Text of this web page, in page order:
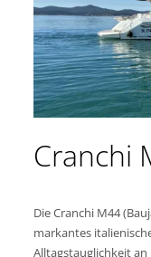
Cranchi
Die Cranchi M44
markantes
Alltagstauglichkeit an